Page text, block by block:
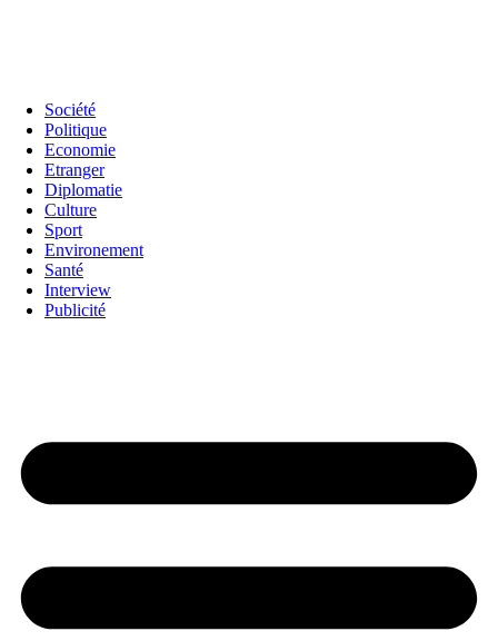
Société
Politique
Economie
Etranger
Diplomatie
Culture
Sport
Environement
Santé
Interview
Publicité